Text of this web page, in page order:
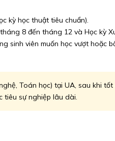
kỳ học thuật tiêu chuẩn).
8 đến tháng 12 và Học kỳ
sinh viên muốn học vượt hoặc
Toán học) tại UA, sau khi
tiêu sự nghiệp lâu dài.